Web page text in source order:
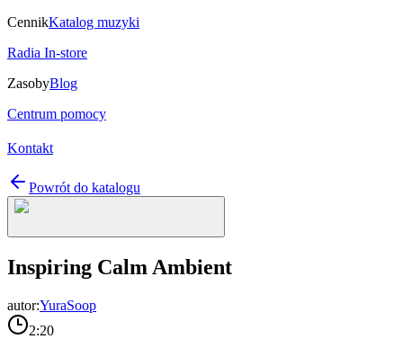
CennikKatalog muzyki
Radia In-store
ZasobyBlog
Centrum pomocy
Kontakt
Powrót do katalogu
Inspiring Calm Ambient
autor:YuraSoop
2:20